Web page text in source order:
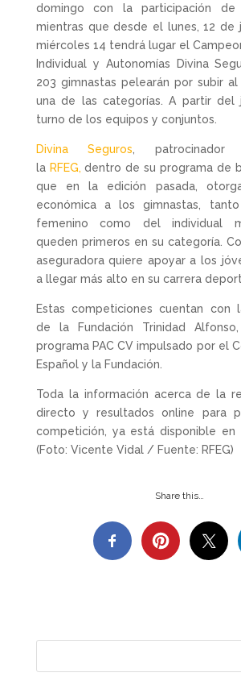
domingo con la participación de
mientras que desde el lunes, 12 de
miércoles 14 tendrá lugar el
Individual y Autonomías Divina
203 gimnastas pelearán por subir
una de las categorías. A partir del
turno de los equipos y conjuntos.
Divina Seguros , patrocinador
la RFEG, dentro de su programa de
que en la edición pasada,
económica a los gimnastas,
femenino como del individual
queden primeros en su categoría.
aseguradora quiere apoyar a los
a llegar más alto en su carrera
Estas competiciones cuentan con
de la Fundación Trinidad
programa PAC CV impulsado por el
Español y la Fundación.
Toda la información acerca de la
directo y resultados online para
competición, ya está disponible
(Foto: Vicente Vidal / Fuente: RFEG)
Share this…